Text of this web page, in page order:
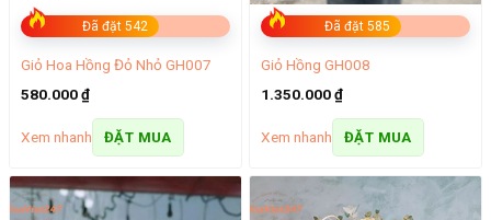
Đã đặt 542
Giỏ Hoa Hồng Đỏ Nhỏ GH007
580.000₫
Xem nhanh ĐẶT MUA
Đã đặt 585
Giỏ Hồng GH008
1.350.000₫
Xem nhanh ĐẶT MUA